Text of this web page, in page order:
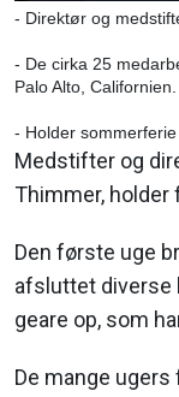
- Direktør og
- De cirka 25
Palo Alto, Californien.
- Holder
Medstifter og
Thimmer, holder
Den første uge
afsluttet diverse
geare op, som
De mange